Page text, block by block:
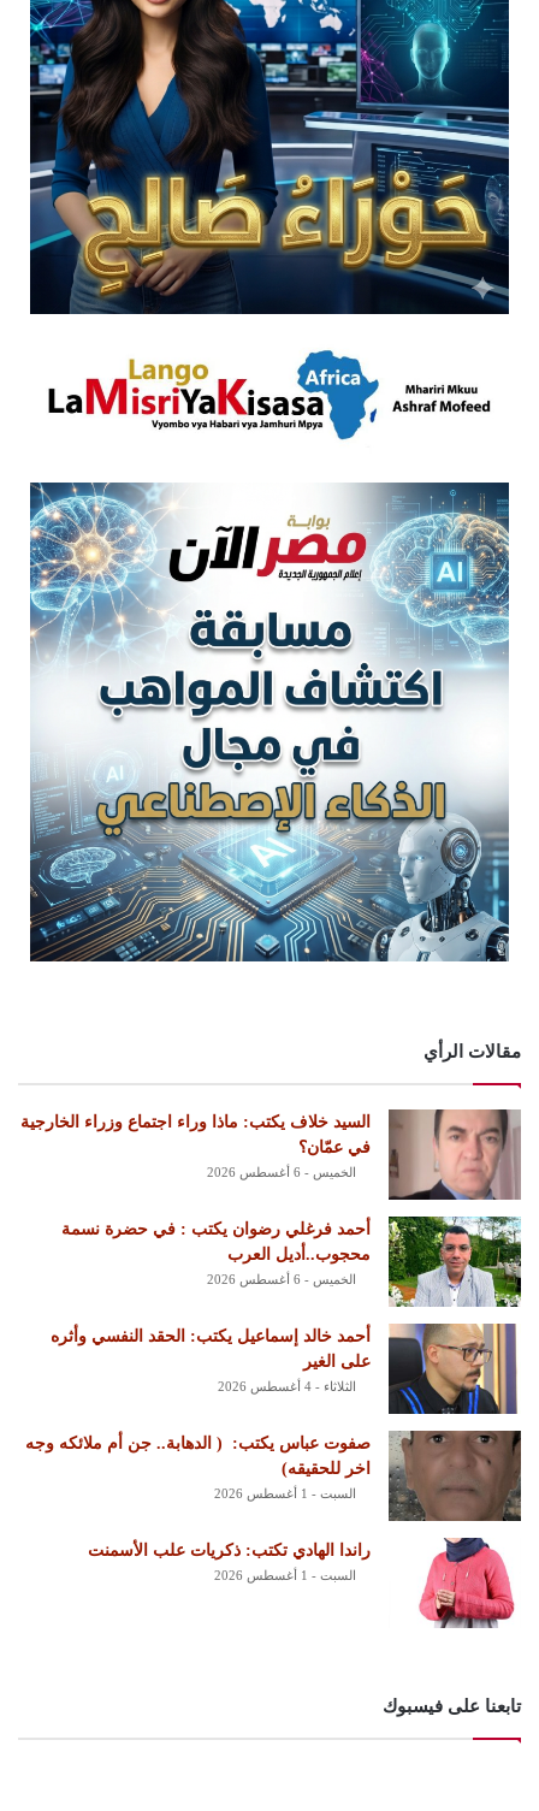
مقالات الرأي
السيد خلاف يكتب: ماذا وراء اجتماع وزراء الخارجية
في عمّان؟
الخميس - 6 أغسطس 2026
أحمد فرغلي رضوان يكتب : في حضرة نسمة
محجوب..أديل العرب
الخميس - 6 أغسطس 2026
أحمد خالد إسماعيل يكتب: الحقد النفسي وأثره
على الغير
الثلاثاء - 4 أغسطس 2026
‏صفوت عباس يكتب: ‏ ‏( الدهابة.. جن أم ملائكه وجه
اخر للحقيقه)
السبت - 1 أغسطس 2026
راندا الهادي تكتب: ذكريات علب الأسمنت
السبت - 1 أغسطس 2026
تابعنا على فيسبوك